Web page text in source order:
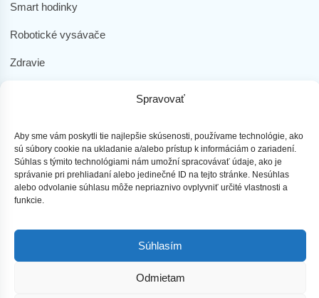
Spravovať
Aby sme vám poskytli tie najlepšie skúsenosti, používame technológie, ako
sú súbory cookie na ukladanie a/alebo prístup k informáciám o zariadení.
Súhlas s týmito technológiami nám umožní spracovávať údaje, ako je
správanie pri prehliadaní alebo jedinečné ID na tejto stránke. Nesúhlas
alebo odvolanie súhlasu môže nepriaznivo ovplyvniť určité vlastnosti a
funkcie.
Súhlasím
Odmietam
Smart hodinky
Robotické vysávače
Zdravie
Dôležité odkazy
Obchodné podmienky
Ochrana osobných údajov
Doprava a platba
Reklamácia tovaru